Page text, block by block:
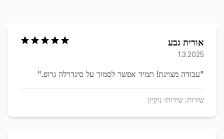
אורית גבע
1.3.2025
"עבודה מצוינת! תמיד אפשר לסמוך על סינדרלה גרופ."
שירות: שירותי ניקיון